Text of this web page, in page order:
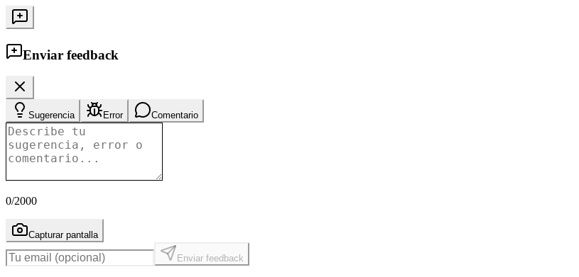
Enviar feedback
Sugerencia Error Comentario
0/2000
Capturar pantalla
Enviar feedback